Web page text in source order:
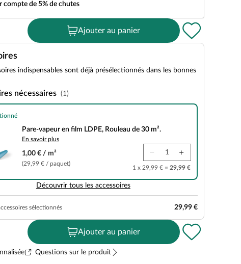
compte de 5% de chutes
Ajouter au panier
indispensables sont déjà présélectionnés dans les bonnes
nécessaires (1)
en film LDPE, Rouleau de 30 m².
Pare-vapeur en film LDPE, Rouleau de 30 m².
En savoir plus
1,00 € / m²
(29,99 € / paquet)
1 x 29,99 € = 29,99 €
Découvrir tous les accessoires
sélectionnés 29,99 €
Ajouter au panier
Questions sur le produit